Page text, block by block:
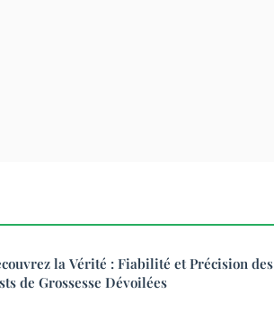
la Vérité : Fiabilité et Précision des
de Grossesse Dévoilées